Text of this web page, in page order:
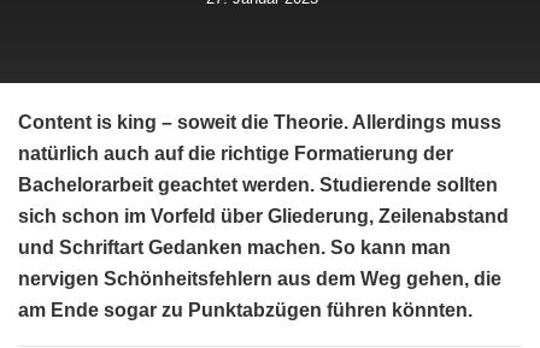
Content is king – soweit die Theorie. Allerdings muss
natürlich auch auf die richtige Formatierung der
Bachelorarbeit geachtet werden. Studierende sollten
sich schon im Vorfeld über Gliederung, Zeilenabstand
und Schriftart Gedanken machen. So kann man
nervigen Schönheitsfehlern aus dem Weg gehen, die
am Ende sogar zu Punktabzügen führen könnten.